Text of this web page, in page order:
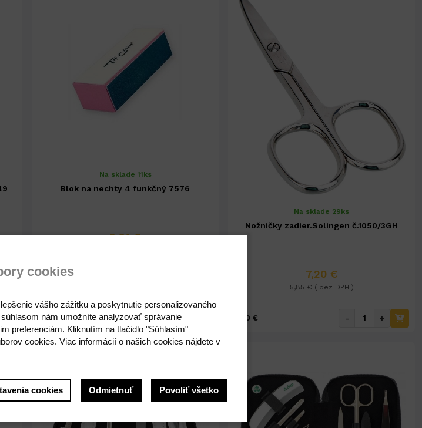
Na sklade 11ks
Blok na nechty 4 funkčný 7576
2,21 €
2,21 € -
Na sklade 29ks
Nožničky zadier.Solingen č.1050/3GH
7,20 €
5,85 € ( bez DPH )
7,20 € - +
cookies
vášho zážitku a poskytnutie personalizovaného
nám umožníte analyzovať správanie
preferenciám. Kliknutím na tlačidlo "Súhlasím"
cookies. Viac informácií o našich cookies nájdete v
cookies Odmietnuť Povoliť všetko